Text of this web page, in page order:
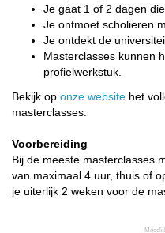
Je gaat 1 of 2 dagen
Je ontmoet scholieren
Je ontdekt de
Masterclasses kunnen
profielwerkstuk.
Bekijk op onze website het
masterclasses.
Voorbereiding
Bij de meeste masterclasses
van maximaal 4 uur, thuis of
je uiterlijk 2 weken voor de